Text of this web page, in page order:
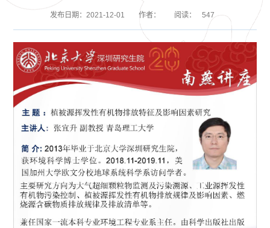
发布日期：2021-12-01 作者： 阅读： 547